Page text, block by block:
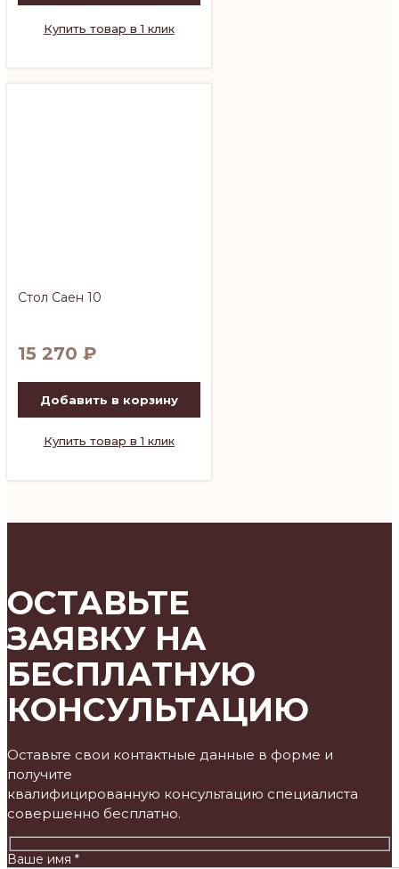
Купить товар в 1 клик
Стол Саен 10
15 270 ₽
Добавить в корзину
Купить товар в 1 клик
ОСТАВЬТЕ
ЗАЯВКУ НА
БЕСПЛАТНУЮ
КОНСУЛЬТАЦИЮ
Оставьте свои контактные данные в форме и
получите
квалифицированную консультацию специалиста
совершенно бесплатно.
Ваше имя *